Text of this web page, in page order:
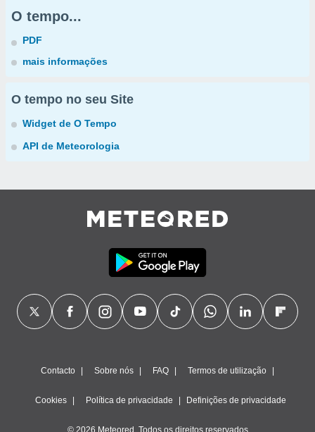
O tempo...
PDF
mais informações
O tempo no seu Site
Widget de O Tempo
API de Meteorologia
Contacto Sobre nós FAQ Termos de utilização
Cookies Política de privacidade Definições de privacidade
© 2026 Meteored. Todos os direitos reservados